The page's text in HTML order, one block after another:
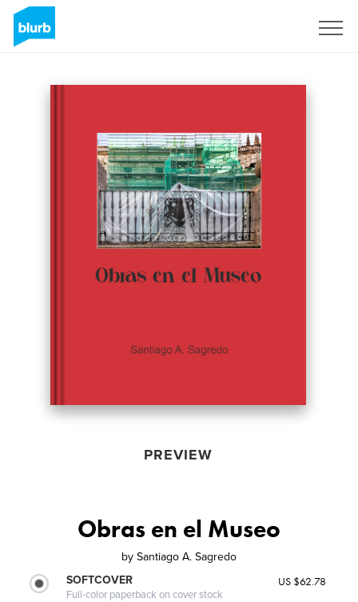
PREVIEW
Obras en el Museo
by Santiago A. Sagredo
SOFTCOVER
Full-color paperback on cover stock
US $62.78